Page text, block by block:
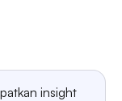
insight